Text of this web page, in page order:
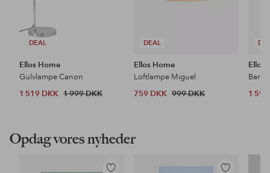
DEAL
Ellos Home
Gulvlampe Canon
1 519 DKK 1 999 DKK
DEAL
Ellos Home
Loftlampe Miguel
759 DKK 999 DKK
Ellos
1
Opdag vores nyheder